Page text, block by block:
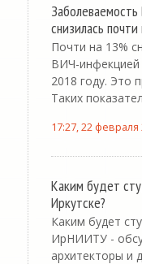
снизилась
Почти на 13%
ВИЧ-инфекцией
2018 году. Это
Таких
17:27, 22 февраля
Каким будет
Иркутске?
Каким будет
ИрНИИТУ -
архитекторы и